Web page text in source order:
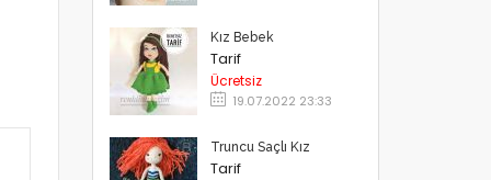
Kız Bebek
Tarif
Ücretsiz
19.07.2022 23:33
Truncu Saçlı Kız
Tarif